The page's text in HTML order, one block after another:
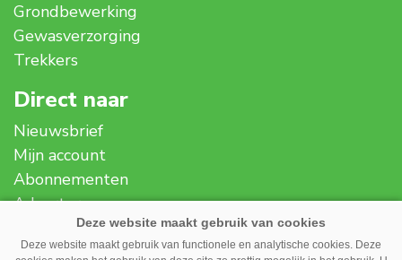
Grondbewerking
Gewasverzorging
Trekkers
Direct naar
Nieuwsbrief
Mijn account
Abonnementen
Adverteren
Over ons
Contact
Deze website maakt gebruik van functionele en analytische cookies. Deze